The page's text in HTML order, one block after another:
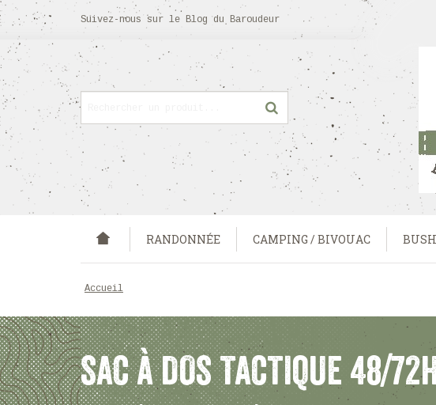
Suivez-nous sur le Blog du Baroudeur
RANDONNÉE CAMPING / BIVOUAC
accueil
SAC À DOS TACTIQUE 48/